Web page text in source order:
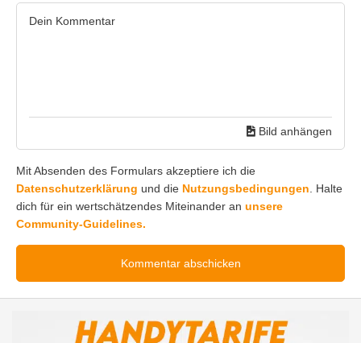
Bild anhängen
Mit Absenden des Formulars akzeptiere ich die
Datenschutzerklärung und die Nutzungsbedingungen. Halte
dich für ein wertschätzendes Miteinander an unsere
Community-Guidelines.